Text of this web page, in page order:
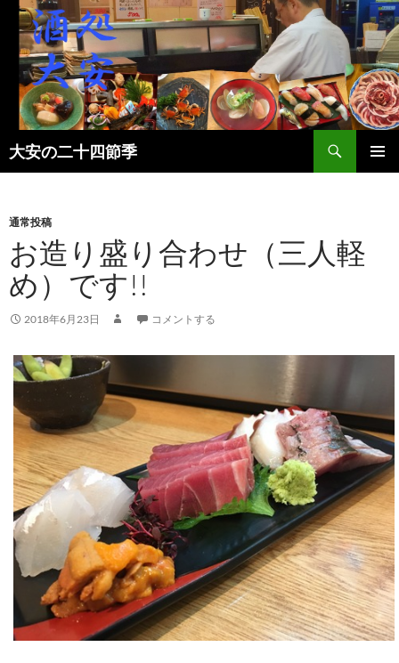
大安の二十四節季
検
索
ン
ツ
へ
ス
キ
ッ
通常投稿
お造り盛り合わせ（三人軽
め）です!!
2018年6月23日 コメントする